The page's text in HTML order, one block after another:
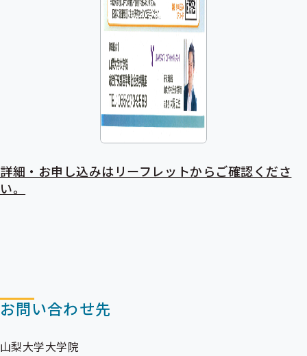
詳細・お申し込みはリーフレットからご確認くださ
い。
お問い合わせ先
山梨大学大学院